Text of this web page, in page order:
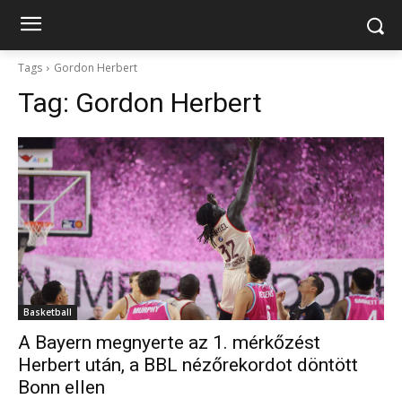
Tags Gordon Herbert
Tag: Gordon Herbert
Basketball
A Bayern megnyerte az 1. mérkőzést
Herbert után, a BBL nézőrekordot döntött
Bonn ellen